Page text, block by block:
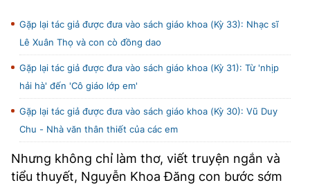
Gặp lại tác giả được đưa vào sách giáo khoa (Kỳ 33): Nhạc sĩ
Lê Xuân Thọ và con cò đồng dao
Gặp lại tác giả được đưa vào sách giáo khoa (Kỳ 31): Từ 'nhịp
hải hà' đến 'Cô giáo lớp em'
Gặp lại tác giả được đưa vào sách giáo khoa (Kỳ 30): Vũ Duy
Chu - Nhà văn thân thiết của các em
Nhưng không chỉ làm thơ, viết truyện ngắn và
tiểu thuyết, Nguyễn Khoa Đăng con bước sớm